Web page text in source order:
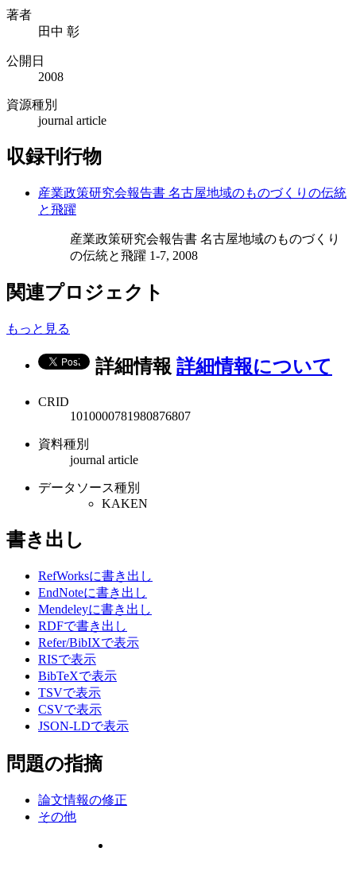
著者
田中 彰
公開日
2008
資源種別
journal article
収録刊行物
産業政策研究会報告書 名古屋地域のものづくりの伝統
と飛躍
産業政策研究会報告書 名古屋地域のものづくり
の伝統と飛躍 1-7, 2008
関連プロジェクト
もっと見る
詳細情報 詳細情報について
CRID
1010000781980876807
資料種別
journal article
データソース種別
KAKEN
書き出し
RefWorksに書き出し
EndNoteに書き出し
Mendeleyに書き出し
RDFで書き出し
Refer/BibIXで表示
RISで表示
BibTeXで表示
TSVで表示
CSVで表示
JSON-LDで表示
問題の指摘
論文情報の修正
その他